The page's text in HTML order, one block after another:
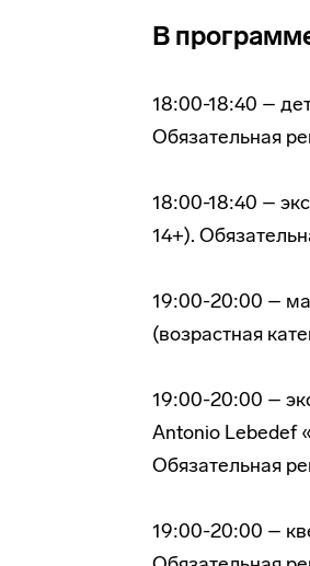
В
18:00-18:40 –
Обязательная
18:00-18:40 –
14+).
19:00-20:00 –
(возрастная
19:00-20:00 –
Antonio Lebedef
Обязательная
19:00-20:00 –